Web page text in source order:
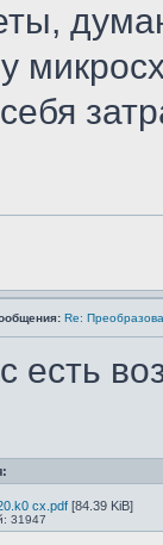
Re:
есть
cx.pdf [84.39 KiB]
31947